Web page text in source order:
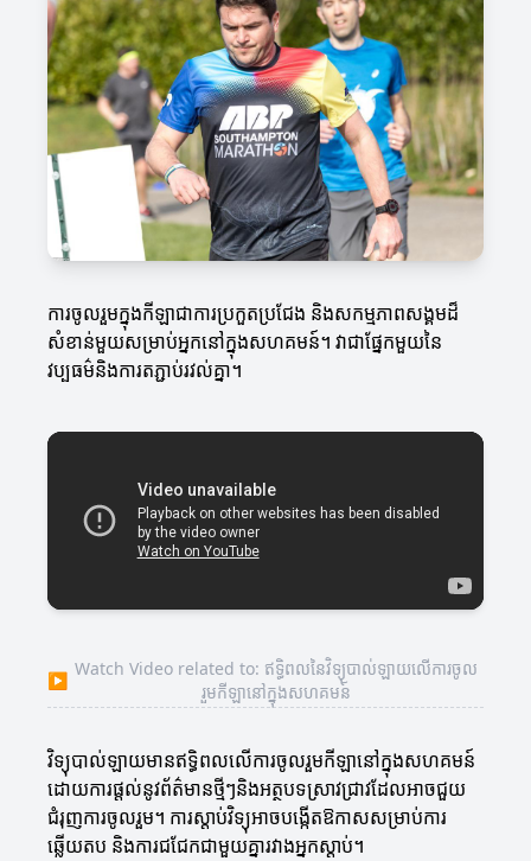
ការចូលរួមក្នុងកីឡាជាការប្រកួតប្រជែង និងសកម្មភាពសង្គមដ៏
សំខាន់មួយសម្រាប់អ្នកនៅក្នុងសហគមន៍។ វាជាផ្នែកមួយនៃ
វប្បធម៌និងការតភ្ជាប់រវល់គ្នា។
▶
Watch Video related to: ឥទ្ធិពលនៃវិទ្យុបាល់ឡាយលើការចូល
រួមកីឡានៅក្នុងសហគមន៍
វិទ្យុបាល់ឡាយមានឥទ្ធិពលលើការចូលរួមកីឡានៅក្នុងសហគមន៍
ដោយការផ្តល់នូវព័ត៌មានថ្មីៗនិងអត្ថបទស្រាវជ្រាវដែលអាចជួយ
ជំរុញការចូលរួម។ ការស្តាប់វិទ្យុអាចបង្កើតឱកាសសម្រាប់ការ
ឆ្លើយតប និងការជជែកជាមួយគ្នារវាងអ្នកស្តាប់។